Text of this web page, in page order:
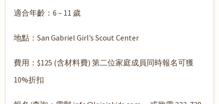
適合年齡：6 – 11 歲
地點：San Gabriel Girl’s Scout Center
費用：$125 (含材料費) 第二位家庭成員同時報名可獲
10%折扣